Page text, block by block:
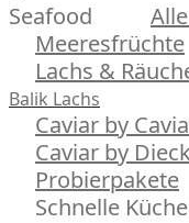
Seafood
Meeresfrüchte
Lachs &
Balik Lachs
Caviar by
Caviar by
Probierpakete
Schnelle Küche